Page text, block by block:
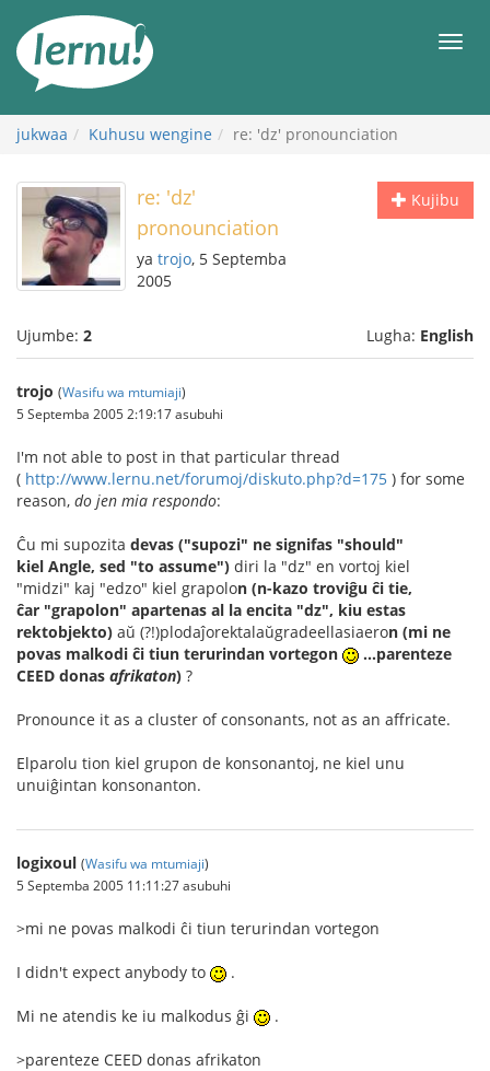
maudhui
jukwaa Kuhusu wengine re: 'dz' pronounciation
Kujibu
re: 'dz'
pronounciation
ya trojo, 5 Septemba
2005
Ujumbe: 2 Lugha: English
trojo (Wasifu wa mtumiaji)
5 Septemba 2005 2:19:17 asubuhi
I'm not able to post in that particular thread
( http://www.lernu.net/forumoj/diskuto.php?d=175 ) for some
reason, do jen mia respondo:
Ĉu mi supozita devas ("supozi" ne signifas "should"
kiel Angle, sed "to assume") diri la "dz" en vortoj kiel
"midzi" kaj "edzo" kiel grapolon (n-kazo troviĝu ĉi tie,
ĉar "grapolon" apartenas al la encita "dz", kiu estas
rektobjekto) aŭ (?!)plodaĵorektalaŭgradeellasiaeron (mi ne
povas malkodi ĉi tiun terurindan vortegon
...parenteze
CEED donas afrikaton) ?
Pronounce it as a cluster of consonants, not as an affricate.
Elparolu tion kiel grupon de konsonantoj, ne kiel unu
unuiĝintan konsonanton.
logixoul (Wasifu wa mtumiaji)
5 Septemba 2005 11:11:27 asubuhi
>mi ne povas malkodi ĉi tiun terurindan vortegon
I didn't expect anybody to .
Mi ne atendis ke iu malkodus ĝi .
>parenteze CEED donas afrikaton